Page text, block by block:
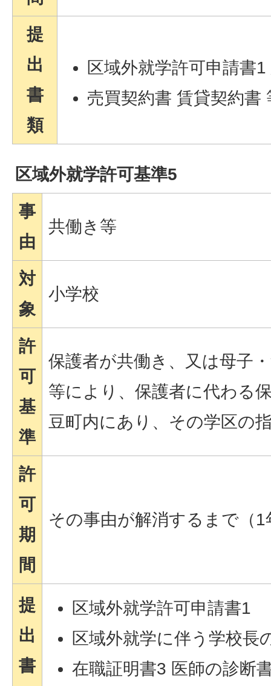
提
出
書
類
区域外就学許可申請書
売買契約書 賃貸契約書
区域外就学許可基準5
事
由
共働き等
対
象
小学校
許
可
基
準
保護者が共働き、又は母子
等により、保護者に代わる
豆町内にあり、その学区の
許
可
期
間
その事由が解消するまで（1
提
出
書
区域外就学許可申請書1
区域外就学に伴う学校長
在職証明書3 医師の診断